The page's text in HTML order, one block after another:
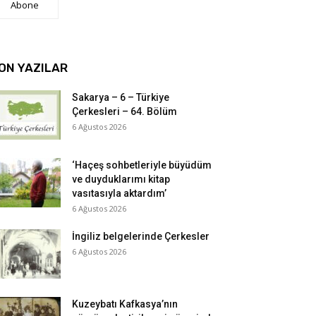
Abone
YAZILAR
Sakarya – 6 – Türkiye
Çerkesleri – 64. Bölüm
6 Ağustos 2026
‘Haçeş sohbetleriyle büyüdüm
ve duyduklarımı kitap
vasıtasıyla aktardım’
6 Ağustos 2026
İngiliz belgelerinde Çerkesler
6 Ağustos 2026
Kuzeybatı Kafkasya’nın